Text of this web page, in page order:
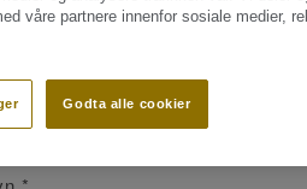
våre partnere innenfor sosiale medier,
Godta alle cookier